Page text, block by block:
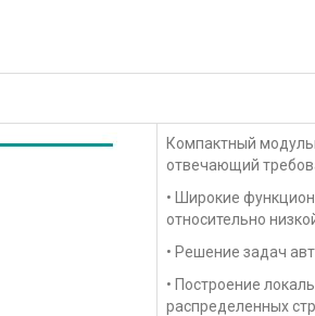
Компактный
отвечающий
• Широкие
относительно
• Решение задач
• Построение
распределенных